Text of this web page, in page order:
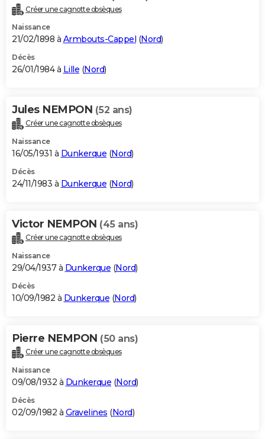
Créer une cagnotte obsèques
Naissance
21/02/1898 à Armbouts-Cappel (Nord)
Décès
26/01/1984 à Lille (Nord)
Jules NEMPON (52 ans)
Créer une cagnotte obsèques
Naissance
16/05/1931 à Dunkerque (Nord)
Décès
24/11/1983 à Dunkerque (Nord)
Victor NEMPON (45 ans)
Créer une cagnotte obsèques
Naissance
29/04/1937 à Dunkerque (Nord)
Décès
10/09/1982 à Dunkerque (Nord)
Pierre NEMPON (50 ans)
Créer une cagnotte obsèques
Naissance
09/08/1932 à Dunkerque (Nord)
Décès
02/09/1982 à Gravelines (Nord)